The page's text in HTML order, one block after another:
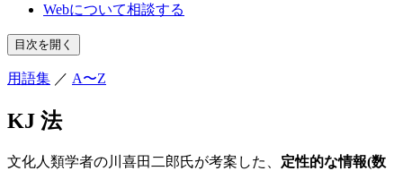
Webについて相談する
目次を開く
用語集 ／ A〜Z
KJ 法
文化人類学者の川喜田二郎氏が考案した、 定性的な情報(数